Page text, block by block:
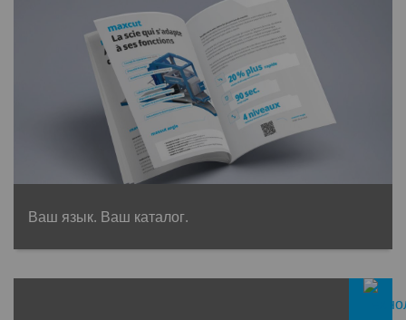
Ваш язык. Ваш каталог.